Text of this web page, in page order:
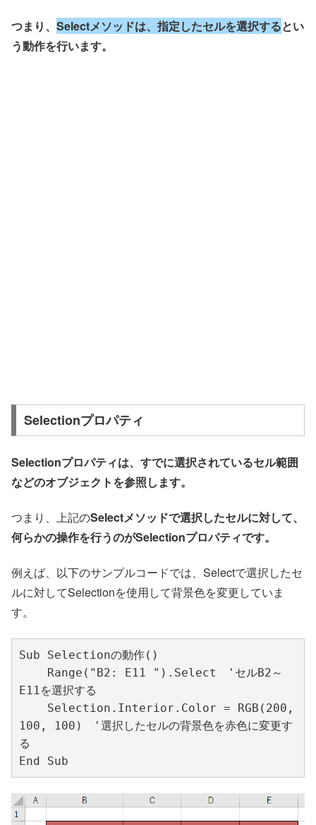
つまり、 Selectメソッドは、指定したセルを選択するとい
う動作を行います。
Selectionプロパティ
Selectionプロパティは、すでに選択されているセル範囲
などのオブジェクトを参照します。
つまり、上記のSelectメソッドで選択したセルに対して、
何らかの操作を行うのがSelectionプロパティです。
例えば、以下のサンプルコードでは、Selectで選択したセ
ルに対してSelectionを使用して背景色を変更していま
す。
Sub Selectionの動作()
E11を選択する
100, 100)　'選択したセルの背景色を赤色に変更す
る
End Sub